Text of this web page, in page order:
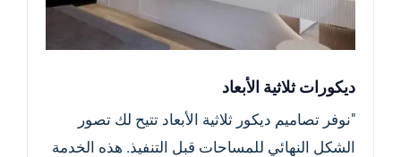
ديكورات ثلاثية الأبعاد
"نوفر تصاميم ديكور ثلاثية الأبعاد تتيح لك تصور
الشكل النهائي للمساحات قبل التنفيذ. هذه الخدمة